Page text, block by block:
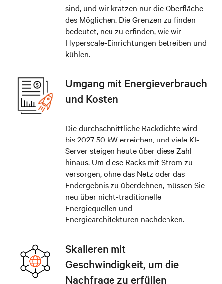
sind, und wir kratzen nur die Oberfläche
des Möglichen. Die Grenzen zu finden
bedeutet, neu zu erfinden, wie wir
Hyperscale-Einrichtungen betreiben und
kühlen.
Umgang mit Energieverbrauch
und Kosten
Die durchschnittliche Rackdichte wird
bis 2027 50 kW erreichen, und viele KI-
Server steigen heute über diese Zahl
hinaus. Um diese Racks mit Strom zu
versorgen, ohne das Netz oder das
Endergebnis zu überdehnen, müssen Sie
neu über nicht-traditionelle
Energiequellen und
Energiearchitekturen nachdenken.
Skalieren mit
Geschwindigkeit, um die
Nachfrage zu erfüllen